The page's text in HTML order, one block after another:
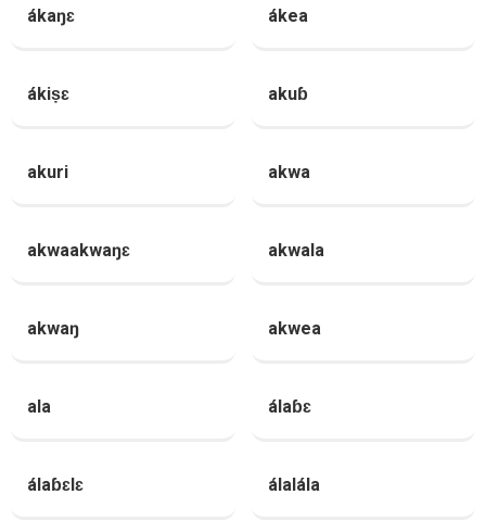
ákaŋɛ ákea
ákiṣɛ akuɓ
akuri akwa
akwaakwaŋɛ akwala
akwaŋ akwea
ala álaɓɛ
álaɓɛlɛ álalála